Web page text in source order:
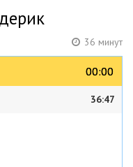
36 минут
00:00
00:00
36:47